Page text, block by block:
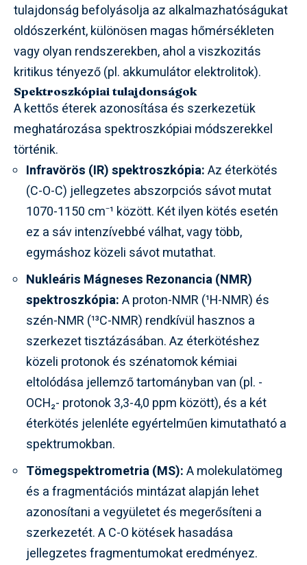
tulajdonság befolyásolja az alkalmazhatóságukat
oldószerként, különösen magas hőmérsékleten
vagy olyan rendszerekben, ahol a viszkozitás
kritikus tényező (pl. akkumulátor elektrolitok).
Spektroszkópiai tulajdonságok
A kettős éterek azonosítása és szerkezetük
meghatározása spektroszkópiai módszerekkel
történik.
Infravörös (IR) spektroszkópia:Az éterkötés
(C-O-C) jellegzetes abszorpciós sávot mutat
1070-1150 cm⁻¹ között. Két ilyen kötés esetén
ez a sáv intenzívebbé válhat, vagy több,
egymáshoz közeli sávot mutathat.
Nukleáris Mágneses Rezonancia (NMR)
spektroszkópia:A proton-NMR (¹H-NMR) és
szén-NMR (¹³C-NMR) rendkívül hasznos a
szerkezet tisztázásában. Az éterkötéshez
közeli protonok és szénatomok kémiai
eltolódása jellemző tartományban van (pl. -
OCH₂- protonok 3,3-4,0 ppm között), és a két
éterkötés jelenléte egyértelműen kimutatható a
spektrumokban.
Tömegspektrometria (MS):A molekulatömeg
és a fragmentációs mintázat alapján lehet
azonosítani a vegyületet és megerősíteni a
szerkezetét. A C-O kötések hasadása
jellegzetes fragmentumokat eredményez.